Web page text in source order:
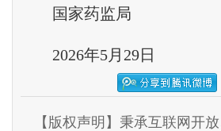
国家药监局
2026年5月29日
【版权声明】秉承互联网开